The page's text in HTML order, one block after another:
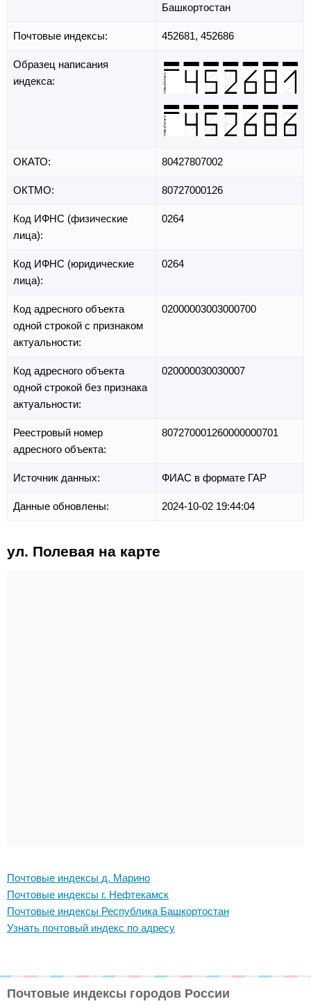
Башкортостан
Почтовые индексы: 452681, 452686
Образец написания
индекса:
ОКАТО: 80427807002
ОКТМО: 80727000126
Код ИФНС (физические
лица):
0264
Код ИФНС (юридические
лица):
0264
Код адресного объекта
одной строкой с признаком
актуальности:
02000003003000700
Код адресного объекта
одной строкой без признака
актуальности:
020000030030007
Реестровый номер
адресного объекта:
807270001260000000701
Источник данных: ФИАС в формате ГАР
Данные обновлены: 2024-10-02 19:44:04
ул. Полевая на карте
Почтовые индексы д. Марино
Почтовые индексы г. Нефтекамск
Почтовые индексы Республика Башкортостан
Узнать почтовый индекс по адресу
Почтовые индексы городов России